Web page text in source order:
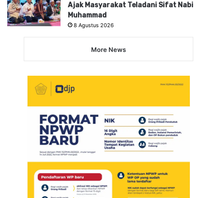
Ajak Masyarakat Teladani Sifat Nabi
Muhammad
8 Agustus 2026
More News